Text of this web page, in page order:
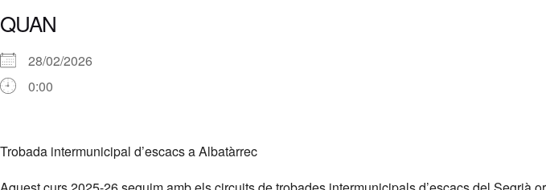
QUAN
28/02/2026
0:00
Trobada intermunicipal d’escacs a Albatàrrec